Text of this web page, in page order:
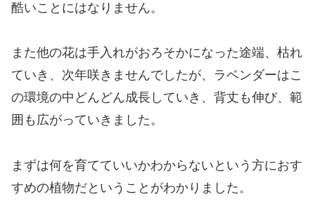
酷いことにはなりません。
また他の花は手入れがおろそかになった途端、枯れ
ていき、次年咲きませんでしたが、ラベンダーはこ
の環境の中どんどん成長していき、背丈も伸び、範
囲も広がっていきました。
まずは何を育てていいかわからないという方におす
すめの植物だということがわかりました。